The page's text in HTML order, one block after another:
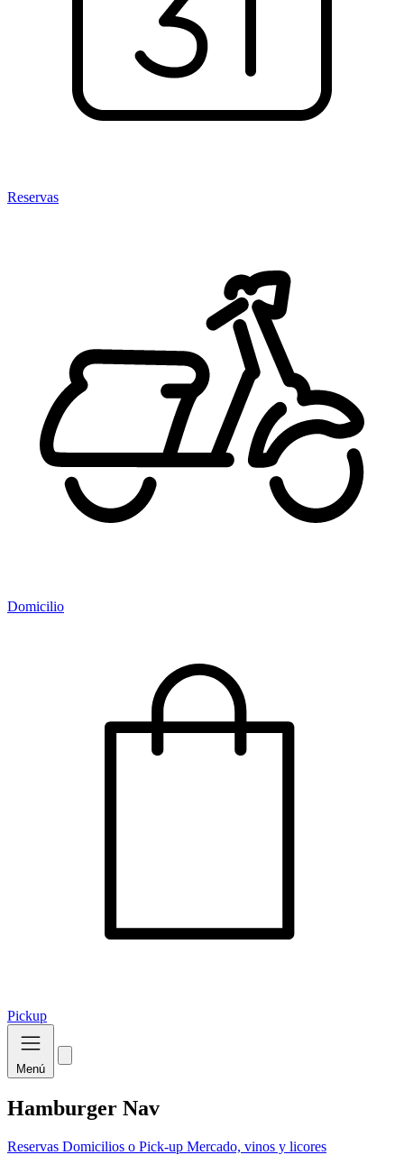
Reservas
Domicilio
Pickup
Menú
Hamburger Nav
Reservas Domicilios o Pick-up Mercado, vinos y licores